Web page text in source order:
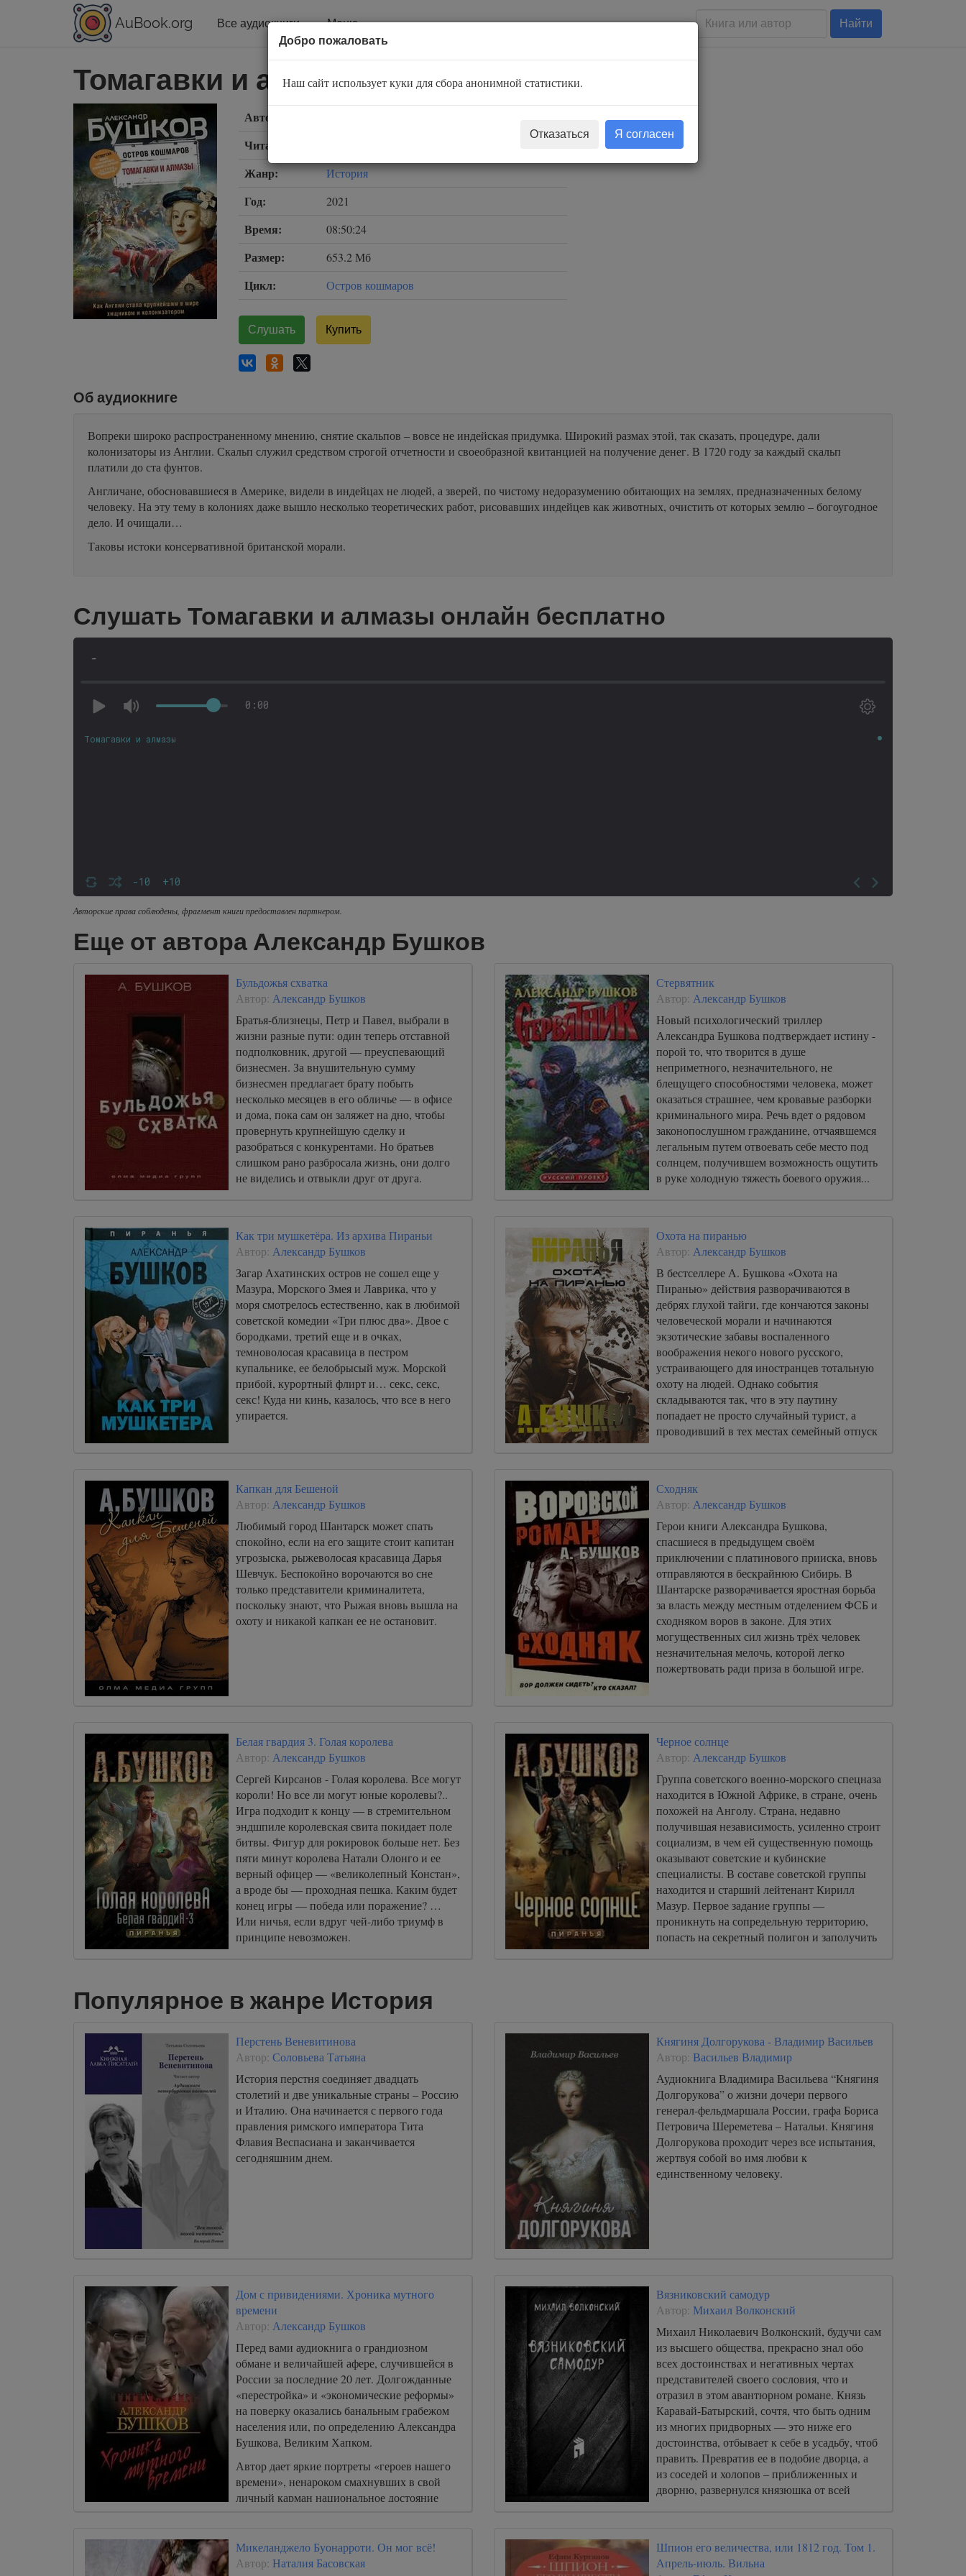
AuBook.org Все аудиокниги Меню Найти
Томагавки и алмазы
Автор:
Читает:
Жанр: История
Год: 2021
Время: 08:50:24
Размер: 653.2 Мб
Цикл: Остров кошмаров
Слушать Купить
Об аудиокниге
Вопреки широко распространенному мнению, снятие скальпов – вовсе не индейская придумка. Широкий размах этой, так сказать, процедуре, дали
колонизаторы из Англии. Скальп служил средством строгой отчетности и своеобразной квитанцией на получение денег. В 1720 году за каждый скальп
платили до ста фунтов.
Англичане, обосновавшиеся в Америке, видели в индейцах не людей, а зверей, по чистому недоразумению обитающих на землях, предназначенных белому
человеку. На эту тему в колониях даже вышло несколько теоретических работ, рисовавших индейцев как животных, очистить от которых землю – богоугодное
дело. И очищали…
Таковы истоки консервативной британской морали.
Слушать Томагавки и алмазы онлайн бесплатно
-
0:00
-10 +10
Томагавки и алмазы
Авторские права соблюдены, фрагмент книги предоставлен партнером.
Еще от автора Александр Бушков
Бульдожья схватка
Автор: Александр Бушков
Братья-близнецы, Петр и Павел, выбрали в
жизни разные пути: один теперь отставной
подполковник, другой — преуспевающий
бизнесмен. За внушительную сумму
бизнесмен предлагает брату побыть
несколько месяцев в его обличье — в офисе
и дома, пока сам он заляжет на дно, чтобы
провернуть крупнейшую сделку и
разобраться с конкурентами. Но братьев
слишком рано разбросала жизнь, они долго
не виделись и отвыкли друг от друга.
Стервятник
Автор: Александр Бушков
Новый психологический триллер
Александра Бушкова подтверждает истину -
порой то, что творится в душе
неприметного, незначительного, не
блещущего способностями человека, может
оказаться страшнее, чем кровавые разборки
криминального мира. Речь вдет о рядовом
законопослушном гражданине, отчаявшемся
легальным путем отвоевать себе место под
солнцем, получившем возможность ощутить
в руке холодную тяжесть боевого оружия...
Как три мушкетёра. Из архива Пираньи
Автор: Александр Бушков
Загар Ахатинских остров не сошел еще у
Мазура, Морского Змея и Лаврика, что у
моря смотрелось естественно, как в любимой
советской комедии «Три плюс два». Двое с
бородками, третий еще и в очках,
темноволосая красавица в пестром
купальнике, ее белобрысый муж. Морской
прибой, курортный флирт и… секс, секс,
секс! Куда ни кинь, казалось, что все в него
упирается.
Охота на пиранью
Автор: Александр Бушков
В бестселлере А. Бушкова «Охота на
Пиранью» действия разворачиваются в
дебрях глухой тайги, где кончаются законы
человеческой морали и начинаются
экзотические забавы воспаленного
воображения некого нового русского,
устраивающего для иностранцев тотальную
охоту на людей. Однако события
складываются так, что в эту паутину
попадает не просто случайный турист, а
проводивший в тех местах семейный отпуск
Капкан для Бешеной
Автор: Александр Бушков
Любимый город Шантарск может спать
спокойно, если на его защите стоит капитан
угрозыска, рыжеволосая красавица Дарья
Шевчук. Беспокойно ворочаются во сне
только представители криминалитета,
поскольку знают, что Рыжая вновь вышла на
охоту и никакой капкан ее не остановит.
Сходняк
Автор: Александр Бушков
Герои книги Александра Бушкова,
спасшиеся в предыдущем своём
приключении с платинового прииска, вновь
отправляются в бескрайнюю Сибирь. В
Шантарске разворачивается яростная борьба
за власть между местным отделением ФСБ и
сходняком воров в законе. Для этих
могущественных сил жизнь трёх человек
незначительная мелочь, которой легко
пожертвовать ради приза в большой игре.
Белая гвардия 3. Голая королева
Автор: Александр Бушков
Сергей Кирсанов - Голая королева. Все могут
короли! Но все ли могут юные королевы?..
Игра подходит к концу — в стремительном
эндшпиле королевская свита покидает поле
битвы. Фигур для рокировок больше нет. Без
пяти минут королева Натали Олонго и ее
верный офицер — «великолепный Констан»,
а вроде бы — проходная пешка. Каким будет
конец игры — победа или поражение? …
Или ничья, если вдруг чей-либо триумф в
принципе невозможен.
Черное солнце
Автор: Александр Бушков
Группа советского военно-морского спецназа
находится в Южной Африке, в стране, очень
похожей на Анголу. Страна, недавно
получившая независимость, усиленно строит
социализм, в чем ей существенную помощь
оказывают советские и кубинские
специалисты. В составе советской группы
находится и старший лейтенант Кирилл
Мазур. Первое задание группы —
проникнуть на сопредельную территорию,
попасть на секретный полигон и заполучить
Популярное в жанре История
Перстень Веневитинова
Автор: Соловьева Татьяна
История перстня соединяет двадцать
столетий и две уникальные страны – Россию
и Италию. Она начинается с первого года
правления римского императора Тита
Флавия Веспасиана и заканчивается
сегодняшним днем.
Княгиня Долгорукова - Владимир Васильев
Автор: Васильев Владимир
Аудиокнига Владимира Васильева “Княгиня
Долгорукова” о жизни дочери первого
генерал-фельдмаршала России, графа Бориса
Петровича Шереметева – Натальи. Княгиня
Долгорукова проходит через все испытания,
жертвуя собой во имя любви к
единственному человеку.
Дом с привидениями. Хроника мутного
времени
Автор: Александр Бушков
Перед вами аудиокнига о грандиозном
обмане и величайшей афере, случившейся в
России за последние 20 лет. Долгожданные
«перестройка» и «экономические реформы»
на поверку оказались банальным грабежом
населения или, по определению Александра
Бушкова, Великим Хапком.
Автор дает яркие портреты «героев нашего
времени», ненароком смахнувших в свой
личный карман национальное достояние
Вязниковский самодур
Автор: Михаил Волконский
Михаил Николаевич Волконский, будучи сам
из высшего общества, прекрасно знал обо
всех достоинствах и негативных чертах
представителей своего сословия, что и
отразил в этом авантюрном романе. Князь
Каравай-Батырский, сочтя, что быть одним
из многих придворных — это ниже его
достоинства, отбывает к себе в усадьбу, чтоб
править. Превратив ее в подобие дворца, а
из соседей и холопов – приближенных и
дворню, развернулся князюшка от всей
Микеланджело Буонарроти. Он мог всё!
Автор: Наталия Басовская
Шпион его величества, или 1812 год. Том 1.
Апрель-июль. Вильна
Добро пожаловать
Наш сайт использует куки для сбора анонимной статистики.
Отказаться Я согласен